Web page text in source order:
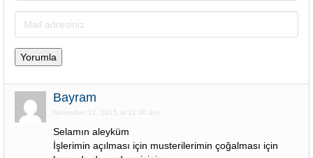
Bayram
November 17, 2015 at 12:30 am
Selamın aleyküm
İşlerimin açılması için musterilerimin çoğalması için